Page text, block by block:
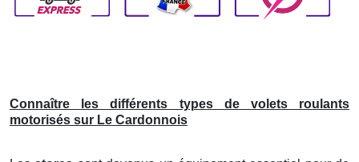
Connaître les différents types de volets roulants
motorisés sur Le Cardonnois